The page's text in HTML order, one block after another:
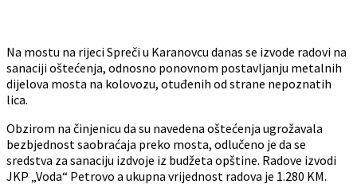
Na mostu na rijeci Spreči u Karanovcu danas se izvode radovi na
sanaciji oštećenja, odnosno ponovnom postavljanju metalnih
dijelova mosta na kolovozu, otuđenih od strane nepoznatih
lica.
Obzirom na činjenicu da su navedena oštećenja ugrožavala
bezbjednost saobraćaja preko mosta, odlučeno je da se
sredstva za sanaciju izdvoje iz budžeta opštine. Radove izvodi
JKP „Voda“ Petrovo a ukupna vrijednost radova je 1.280 KM.